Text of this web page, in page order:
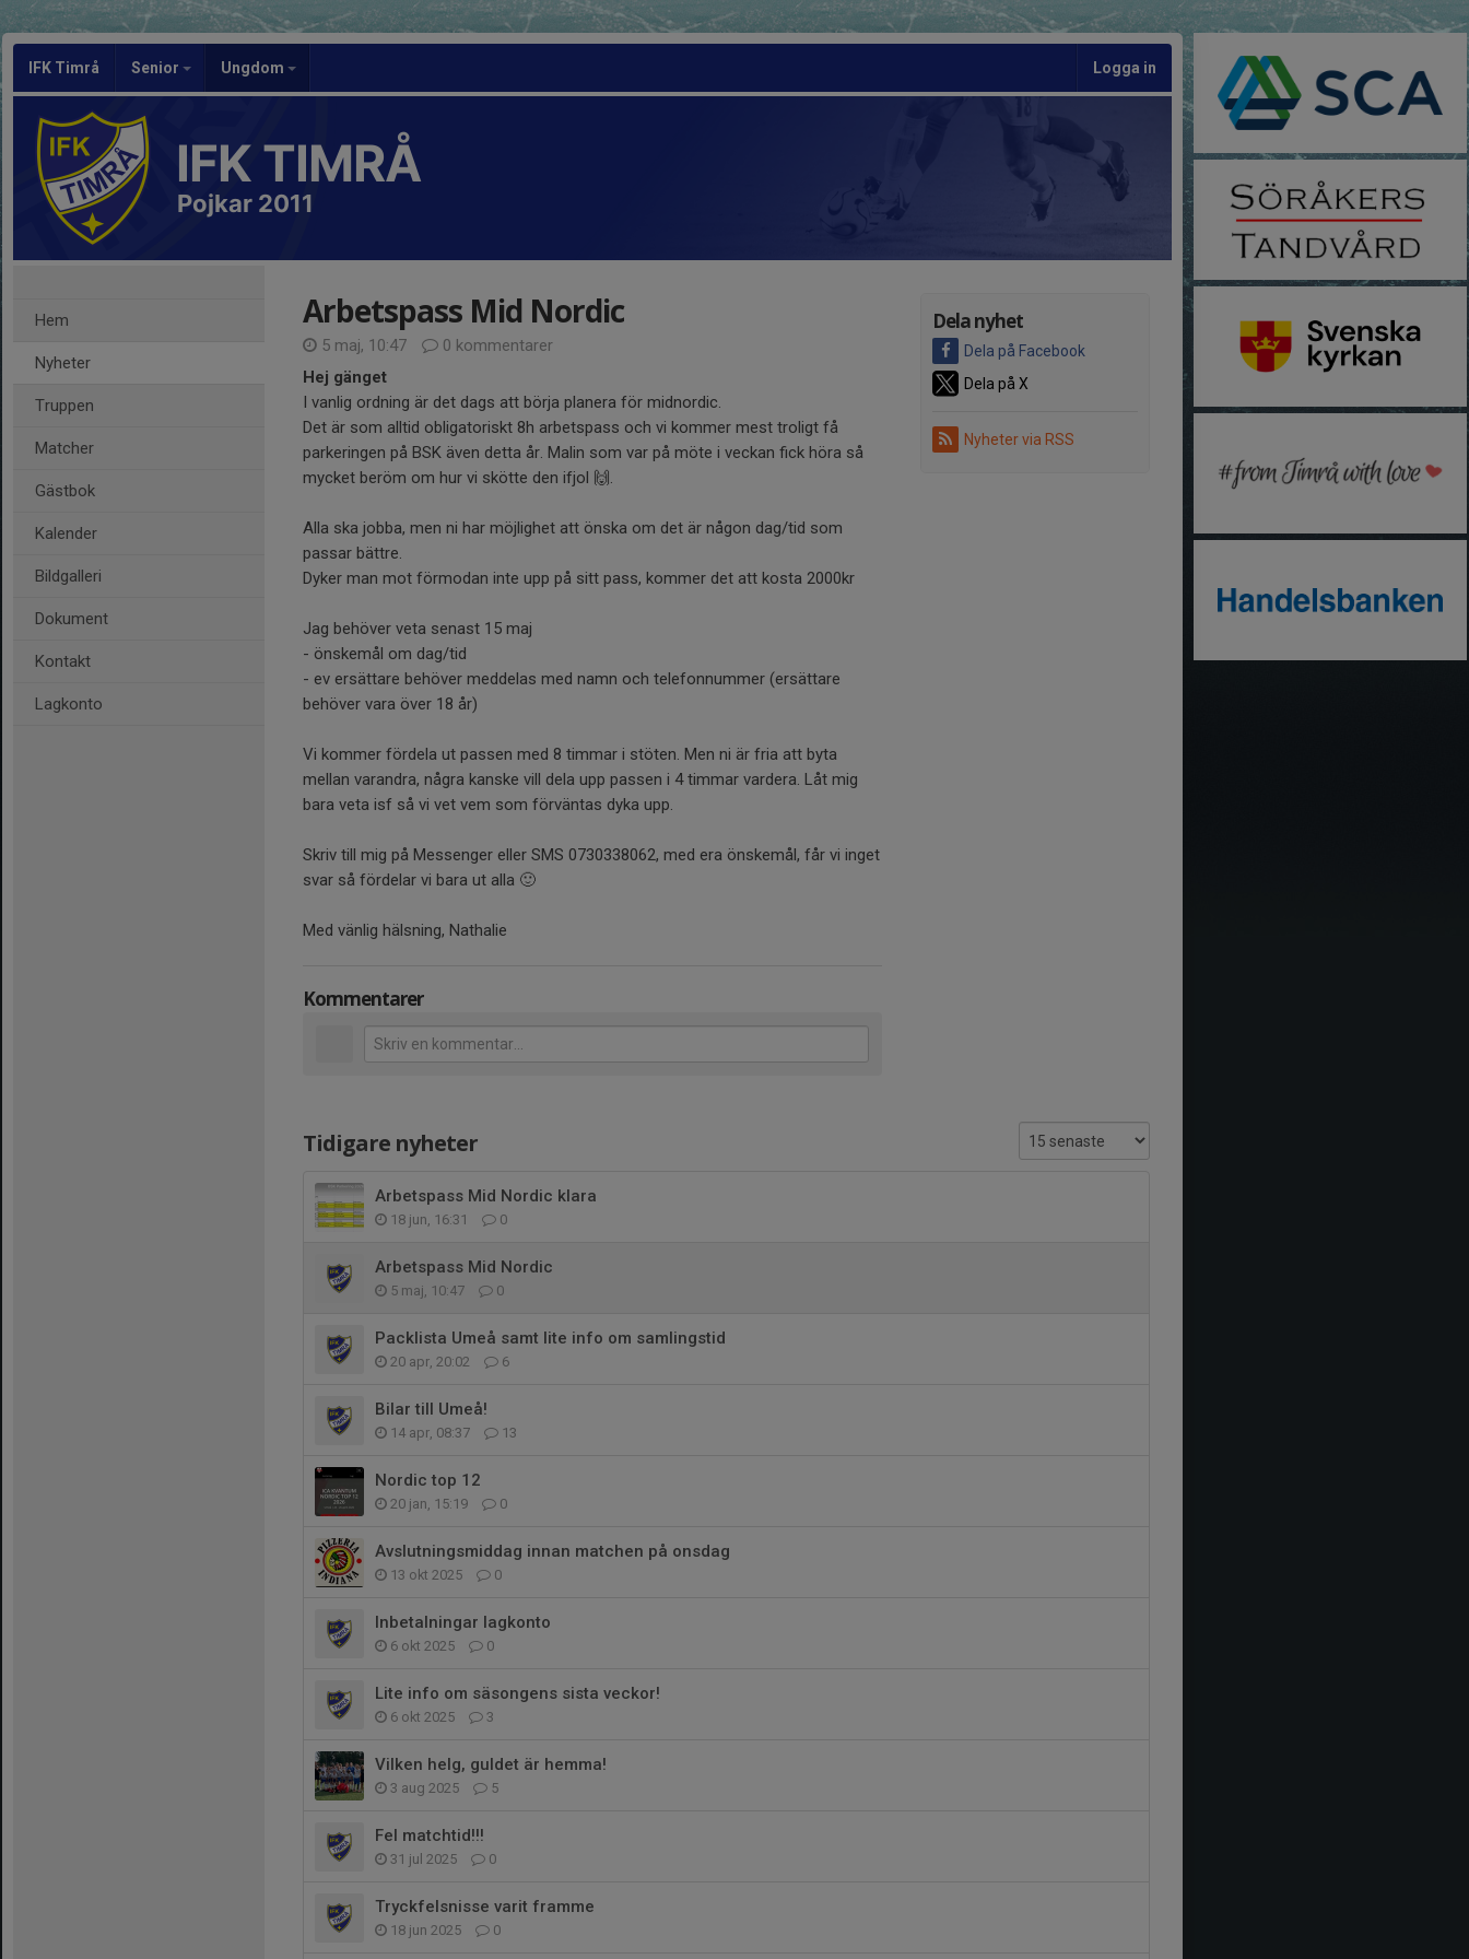
IFK Timrå Senior Ungdom Logga in
IFK TIMRÅ
Pojkar 2011
Hem
Nyheter
Truppen
Matcher
Gästbok
Kalender
Bildgalleri
Dokument
Kontakt
Lagkonto
Dela nyhet
Dela på Facebook
Dela på X
Nyheter via RSS
Arbetspass Mid Nordic
5 maj, 10:47
0 kommentarer
Hej gänget
I vanlig ordning är det dags att börja planera för midnordic.
Det är som alltid obligatoriskt 8h arbetspass och vi kommer mest troligt få
parkeringen på BSK även detta år. Malin som var på möte i veckan fick höra så
mycket beröm om hur vi skötte den ifjol 🙌.
Alla ska jobba, men ni har möjlighet att önska om det är någon dag/tid som
passar bättre.
Dyker man mot förmodan inte upp på sitt pass, kommer det att kosta 2000kr
Jag behöver veta senast 15 maj
- önskemål om dag/tid
- ev ersättare behöver meddelas med namn och telefonnummer (ersättare
behöver vara över 18 år)
Vi kommer fördela ut passen med 8 timmar i stöten. Men ni är fria att byta
mellan varandra, några kanske vill dela upp passen i 4 timmar vardera. Låt mig
bara veta isf så vi vet vem som förväntas dyka upp.
Skriv till mig på Messenger eller SMS 0730338062, med era önskemål, får vi inget
svar så fördelar vi bara ut alla 🙂
Med vänlig hälsning, Nathalie
Kommentarer
Tidigare nyheter
Arbetspass Mid Nordic klara
18 jun, 16:31 0
Arbetspass Mid Nordic
5 maj, 10:47 0
Packlista Umeå samt lite info om samlingstid
20 apr, 20:02 6
Bilar till Umeå!
14 apr, 08:37 13
Nordic top 12
20 jan, 15:19 0
Avslutningsmiddag innan matchen på onsdag
13 okt 2025 0
Inbetalningar lagkonto
6 okt 2025 0
Lite info om säsongens sista veckor!
6 okt 2025 3
Vilken helg, guldet är hemma!
3 aug 2025 5
Fel matchtid!!!
31 jul 2025 0
Tryckfelsnisse varit framme
18 jun 2025 0